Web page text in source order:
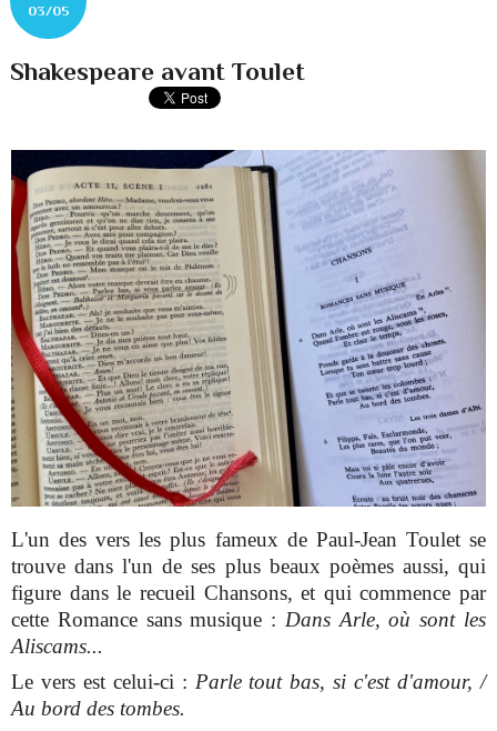
03/05
Shakespeare avant Toulet
L'un des vers les plus fameux de Paul-Jean Toulet se
trouve dans l'un de ses plus beaux poèmes aussi, qui
figure dans le recueil Chansons, et qui commence par
cette Romance sans musique : Dans Arle, où sont les
Aliscams...
Le vers est celui-ci : Parle tout bas, si c'est d'amour, /
Au bord des tombes.